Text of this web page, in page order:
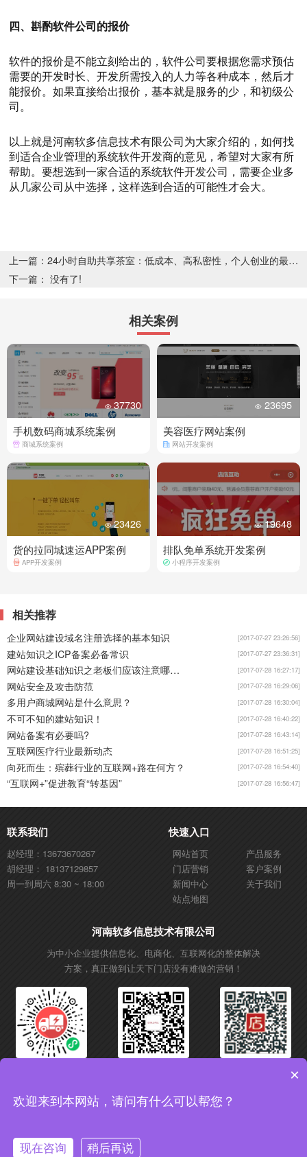
四、斟酌软件公司的报价
软件的报价是不能立刻给出的，软件公司要根据您需求预估
需要的开发时长、开发所需投入的人力等各种成本，然后才
能报价。如果直接给出报价，基本就是服务的少，和初级公
司。
以上就是河南软多信息技术有限公司为大家介绍的，如何找
到适合企业管理的系统软件开发商的意见，希望对大家有所
帮助。要想选到一家合适的系统软件开发公司，需要企业多
从几家公司从中选择，这样选到合适的可能性才会大。
上一篇：24小时自助共享茶室：低成本、高私密性，个人创业的最佳选择
下一篇： 没有了!
相关案例
37730
手机数码商城系统案例
商城系统案例
23695
美容医疗网站案例
网站开发案例
23426
货的拉同城速运APP案例
APP开发案例
19648
排队免单系统开发案例
小程序开发案例
相关推荐
企业网站建设域名注册选择的基本知识 [2017-07-27 23:26:56]
建站知识之ICP备案必备常识 [2017-07-27 23:36:31]
网站建设基础知识之老板们应该注意哪些？ [2017-07-28 16:27:17]
网站安全及攻击防范 [2017-07-28 16:29:06]
多用户商城网站是什么意思？ [2017-07-28 16:30:04]
不可不知的建站知识！ [2017-07-28 16:40:22]
网站备案有必要吗? [2017-07-28 16:43:14]
互联网医疗行业最新动态 [2017-07-28 16:51:25]
向死而生：殡葬行业的互联网+路在何方？ [2017-07-28 16:54:40]
“互联网+”促进教育“转基因” [2017-07-28 16:56:47]
联系我们
赵经理：13673670267
胡经理： 18137129857
周一到周六 8:30 ~ 18:00
快速入口
网站首页
产品服务
门店营销
客户案例
新闻中心
关于我们
站点地图
河南软多信息技术有限公司
为中小企业提供信息化、电商化、互联网化的整体解决
方案，真正做到让天下门店没有难做的营销！
×
欢迎来到本网站，请问有什么可以帮您？
现在咨询 稍后再说